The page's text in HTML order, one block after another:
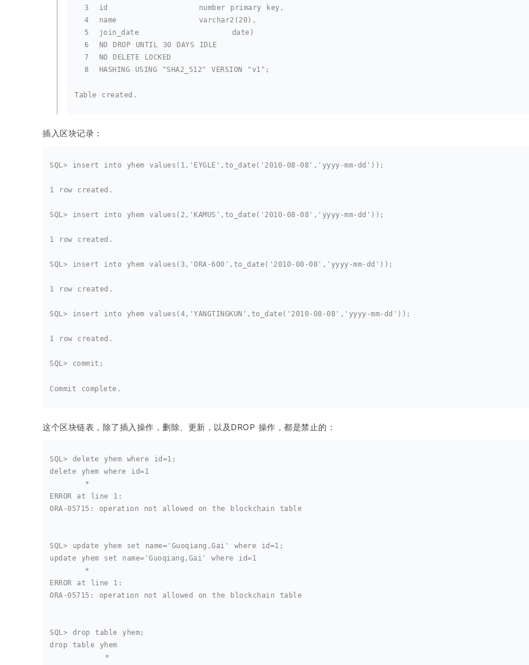
3  id 		     number primary key,
4  name		     varchar2(20),
5  join_date		     date)
6  NO DROP UNTIL 30 DAYS IDLE
7  NO DELETE LOCKED
8  HASHING USING "SHA2_512" VERSION "v1";
Table created.
插入区块记录：
SQL> insert into yhem values(1,'EYGLE',to_date('2010-08-08','yyyy-mm-dd'));
1 row created.
SQL> insert into yhem values(2,'KAMUS',to_date('2010-08-08','yyyy-mm-dd'));
1 row created.
SQL> insert into yhem values(3,'ORA-600',to_date('2010-08-08','yyyy-mm-dd'));
1 row created.
SQL> insert into yhem values(4,'YANGTINGKUN',to_date('2010-08-08','yyyy-mm-dd'));
1 row created.
SQL> commit;
Commit complete.
这个区块链表，除了插入操作，删除、更新，以及DROP 操作，都是禁止的：
SQL> delete yhem where id=1;
delete yhem where id=1
*
ERROR at line 1:
ORA-05715: operation not allowed on the blockchain table
SQL> update yhem set name='Guoqiang,Gai' where id=1;
update yhem set name='Guoqiang,Gai' where id=1
*
ERROR at line 1:
ORA-05715: operation not allowed on the blockchain table
SQL> drop table yhem;
drop table yhem
*